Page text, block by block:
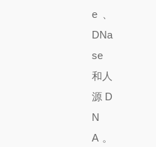
e、
DNa
se
和人
源D
N
A。